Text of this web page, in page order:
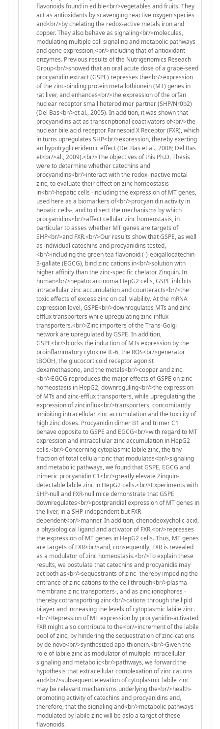
flavonoids found in edible<br/>vegetables and fruits. They
act as antioxidants by scavenging reactive oxygen species
and<br/>by chelating the redox-active metals iron and
copper. They also behave as signaling<br/>molecules,
modulating multiple cell signaling and metabolic pathways
and gene expression,<br/>including that of antioxidant
enzymes. Previous results of the Nutrigenomics Reseach
Group<br/>showed that an oral acute dose of a grape-seed
procyanidin extract (GSPE) represses the<br/>expression
of the zinc-binding protein metallothionein (MT) genes in
rat liver, and enhances<br/>the expression of the orfan
nuclear receptor small heterodimer partner (SHP/Nr0b2)
(Del Bas<br/>et al., 2005). In addition, it was shown that
procyanidins act as transcriptional coactivators of<br/>the
nuclear bile acid receptor Farnesoid X Receptor (FXR), which
in turns upregulates SHP<br/>expression, thereby exerting
an hypotrygliceridemic effect (Del Bas et al., 2008; Del Bas
et<br/>al., 2009).<br/>The objectives of this Ph.D. Thesis
were to determine whether catechins and
procyanidins<br/>interact with the redox-inactive metal
zinc, to evaluate their effect on zinc homeostasis
in<br/>hepatic cells -including the expression of MT genes,
used here as a biomarkers of<br/>procyanidin activity in
hepatic cells-, and to disect the mechanisms by which
procyanidins<br/>affect cellular zinc homeostasis, in
particular to asses whether MT genes are targets of
SHP<br/>and FXR.<br/>Our results show that GSPE, as well
as individual catechins and procyanidins tested,
<br/>including the green tea flavonoid (-)-epigallocatechin-
3-gallate (EGCG), bind zinc cations in<br/>solution with
higher affinity than the zinc-specific chelator Zinquin. In
human<br/>hepatocarcinoma HepG2 cells, GSPE inhibits
intracellular zinc accumulation and counteracts<br/>the
toxic effects of excess zinc on cell viability. At the mRNA
expression level, GSPE<br/>downregulates MTs and zinc-
efflux transporters while upregulating zinc-influx
transporters.<br/>Zinc importers of the Trans-Golgi
network are upregulated by GSPE. In addition,
GSPE<br/>blocks the induction of MTs expression by the
proinflammatory cytokine IL-6, the ROS<br/>generator
tBOOH, the glucocorticoid receptor agonist
dexamethasone, and the metals<br/>copper and zinc.
<br/>EGCG reproduces the major effects of GSPE on zinc
homeostasis in HepG2, downreguling<br/>the expression
of MTs and zinc-efflux transporters, while upregulating the
expression of zincinflux<br/>transporters, concomitantly
inhibiting intracellular zinc accumulation and the toxicity of
high zinc doses. Procyanidin dimer B1 and trimer C1
behave opposite to GSPE and EGCG<br/>with regard to MT
expression and intracellular zinc accumulation in HepG2
cells.<br/>Concerning cytoplasmic labile zinc, the tiny
fraction of total cellular zinc that modulates<br/>signaling
and metabolic pathways, we found that GSPE, EGCG and
trimeric procyanidin C1<br/>greatly elevate Zinquin-
detectable labile zinc in HepG2 cells.<br/>Experiments with
SHP-null and FXR-null mice demonstrate that GSPE
downregulates<br/>postprandial expression of MT genes in
the liver, in a SHP-independent but FXR-
dependent<br/>manner. In addition, chenodeoxycholic acid,
a physiological ligand and activator of FXR,<br/>represses
the expression of MT genes in HepG2 cells. Thus, MT genes
are targets of FXR<br/>and, consequently, FXR is revealed
as a modulator of zinc homeostasis.<br/>To explain these
results, we postulate that catechins and procyanidis may
act both as<br/>sequestrants of zinc -thereby impeding the
entrance of zinc cations to the cell through<br/>plasma
membrane zinc transporters-, and as zinc ionophores -
thereby cotransporting zinc<br/>cations through the lipid
bilayer and increasing the levels of cytoplasmic labile zinc.
<br/>Repression of MT expression by procyanidin-activated
FXR might also contribute to the<br/>increment of the labile
pool of zinc, by hindering the sequestration of zinc-cations
by de novo<br/>synthesized apo-thionein.<br/>Given the
role of labile zinc as modulator of multiple intracellular
signaling and metabolic<br/>pathways, we forward the
hypothesis that extracellular complexation of zinc cations
and<br/>subsequent elevation of cytoplasmic labile zinc
may be relevant mechanisms underlying the<br/>health-
promoting activity of catechins and procyanidins and,
therefore, that the signaling and<br/>metabolic pathways
modulated by labile zinc will be aslo a target of these
flavonoids.